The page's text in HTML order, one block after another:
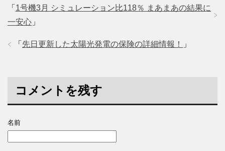
「 1号機3月 シミュレーション比118％ まあまあの結果に
一安心 」
「 先日更新した太陽光発電の保険の詳細情報！ 」
コメントを残す
名前